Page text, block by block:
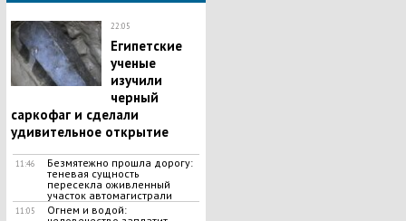
22:05
Египетские
ученые
изучили
черный
саркофаг и сделали
удивительное открытие
11:46
Безмятежно прошла дорогу:
теневая сущность
пересекла оживленный
участок автомагистрали
11:05
Огнем и водой: